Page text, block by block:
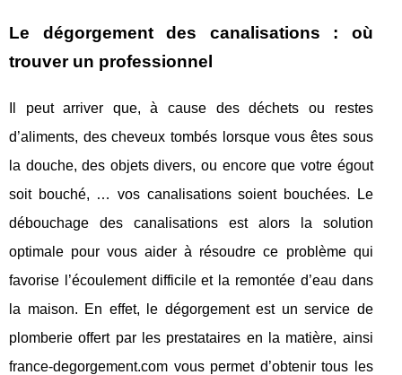
Le dégorgement des canalisations : où
trouver un professionnel
Il peut arriver que, à cause des déchets ou restes
d’aliments, des cheveux tombés lorsque vous êtes sous
la douche, des objets divers, ou encore que votre égout
soit bouché, … vos canalisations soient bouchées. Le
débouchage des canalisations est alors la solution
optimale pour vous aider à résoudre ce problème qui
favorise l’écoulement difficile et la remontée d’eau dans
la maison. En effet, le dégorgement est un service de
plomberie offert par les prestataires en la matière, ainsi
france-degorgement.com vous permet d’obtenir tous les